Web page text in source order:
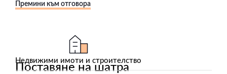
Премини към отговора
Недвижими имоти и строителство
Поставяне на шатра